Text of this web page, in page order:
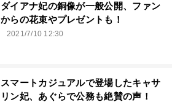
ダイアナ妃の銅像が一般公開、ファン
からの花束やプレゼントも！
2021/7/10 12:30
スマートカジュアルで登場したキャサ
リン妃、あぐらで公務も絶賛の声！